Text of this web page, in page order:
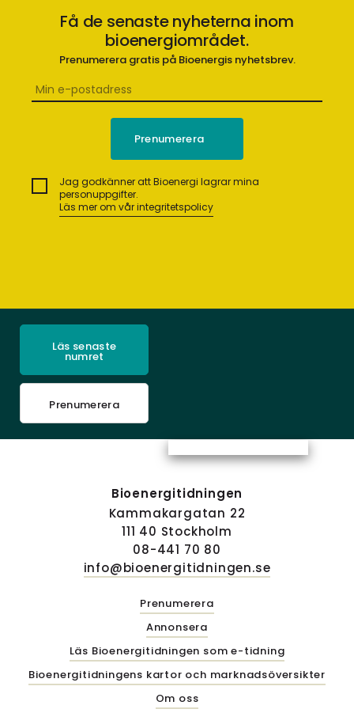
Få de senaste nyheterna inom
bioenergiområdet.
Prenumerera gratis på Bioenergis nyhetsbrev.
Jag godkänner att Bioenergi lagrar mina
personuppgifter.
Läs mer om vår integritetspolicy
Läs senaste
numret
Prenumerera
Bioenergitidningen
Kammakargatan 22
111 40 Stockholm
08-441 70 80
info@bioenergitidningen.se
Prenumerera
Annonsera
Läs Bioenergitidningen som e-tidning
Bioenergitidningens kartor och marknadsöversikter
Om oss